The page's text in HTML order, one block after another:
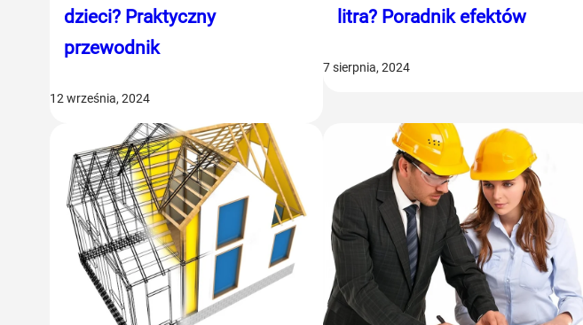
dzieci? Praktyczny
przewodnik
12 września, 2024
litra? Poradnik efektów
7 sierpnia, 2024